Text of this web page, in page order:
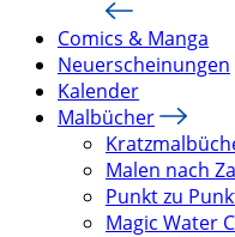
Comics & Manga
Neuerscheinungen
Kalender
Malbücher
Malen nach
Punkt zu
Magic Water